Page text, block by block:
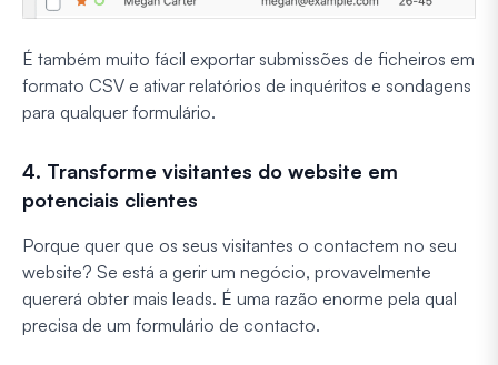
É também muito fácil exportar submissões de ficheiros em
formato CSV e ativar relatórios de inquéritos e sondagens
para qualquer formulário.
4. Transforme visitantes do website em
potenciais clientes
Porque quer que os seus visitantes o contactem no seu
website? Se está a gerir um negócio, provavelmente
quererá obter mais leads. É uma razão enorme pela qual
precisa de um formulário de contacto.